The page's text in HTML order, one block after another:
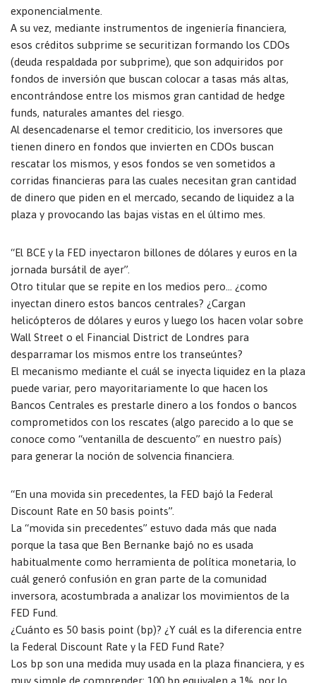
exponencialmente.
A su vez, mediante instrumentos de ingeniería financiera,
esos créditos subprime se securitizan formando los CDOs
(deuda respaldada por subprime), que son adquiridos por
fondos de inversión que buscan colocar a tasas más altas,
encontrándose entre los mismos gran cantidad de hedge
funds, naturales amantes del riesgo.
Al desencadenarse el temor crediticio, los inversores que
tienen dinero en fondos que invierten en CDOs buscan
rescatar los mismos, y esos fondos se ven sometidos a
corridas financieras para las cuales necesitan gran cantidad
de dinero que piden en el mercado, secando de liquidez a la
plaza y provocando las bajas vistas en el último mes.
“El BCE y la FED inyectaron billones de dólares y euros en la
jornada bursátil de ayer”.
Otro titular que se repite en los medios pero… ¿como
inyectan dinero estos bancos centrales? ¿Cargan
helicópteros de dólares y euros y luego los hacen volar sobre
Wall Street o el Financial District de Londres para
desparramar los mismos entre los transeúntes?
El mecanismo mediante el cuál se inyecta liquidez en la plaza
puede variar, pero mayoritariamente lo que hacen los
Bancos Centrales es prestarle dinero a los fondos o bancos
comprometidos con los rescates (algo parecido a lo que se
conoce como “ventanilla de descuento” en nuestro país)
para generar la noción de solvencia financiera.
“En una movida sin precedentes, la FED bajó la Federal
Discount Rate en 50 basis points”.
La “movida sin precedentes” estuvo dada más que nada
porque la tasa que Ben Bernanke bajó no es usada
habitualmente como herramienta de política monetaria, lo
cuál generó confusión en gran parte de la comunidad
inversora, acostumbrada a analizar los movimientos de la
FED Fund.
¿Cuánto es 50 basis point (bp)? ¿Y cuál es la diferencia entre
la Federal Discount Rate y la FED Fund Rate?
Los bp son una medida muy usada en la plaza financiera, y es
muy simple de comprender: 100 bp equivalen a 1%, por lo